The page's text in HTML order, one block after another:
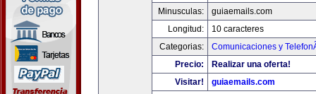
Minusculas:
guiaemails.com
Longitud:
10 caracteres
Categorias:
Comunicaciones y
Precio:
Realizar una oferta!
Visitar!
guiaemails.com